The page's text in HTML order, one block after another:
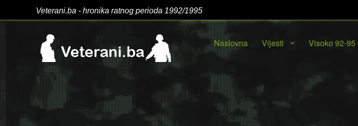
Veterani.ba - hronika ratnog perioda 1992/1995
Naslovna Vijesti Visoko 92-95